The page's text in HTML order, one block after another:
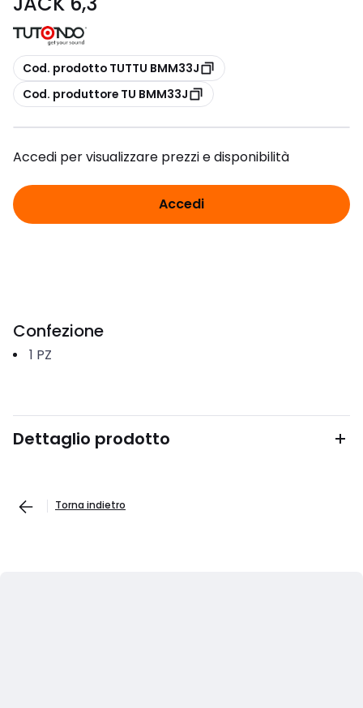
copia
Cod. prodotto TUTTU BMM33J
copia
Cod. produttore TU BMM33J
Accedi per visualizzare prezzi e disponibilità
Accedi
Confezione
1 PZ
Dettaglio prodotto
Torna indietro